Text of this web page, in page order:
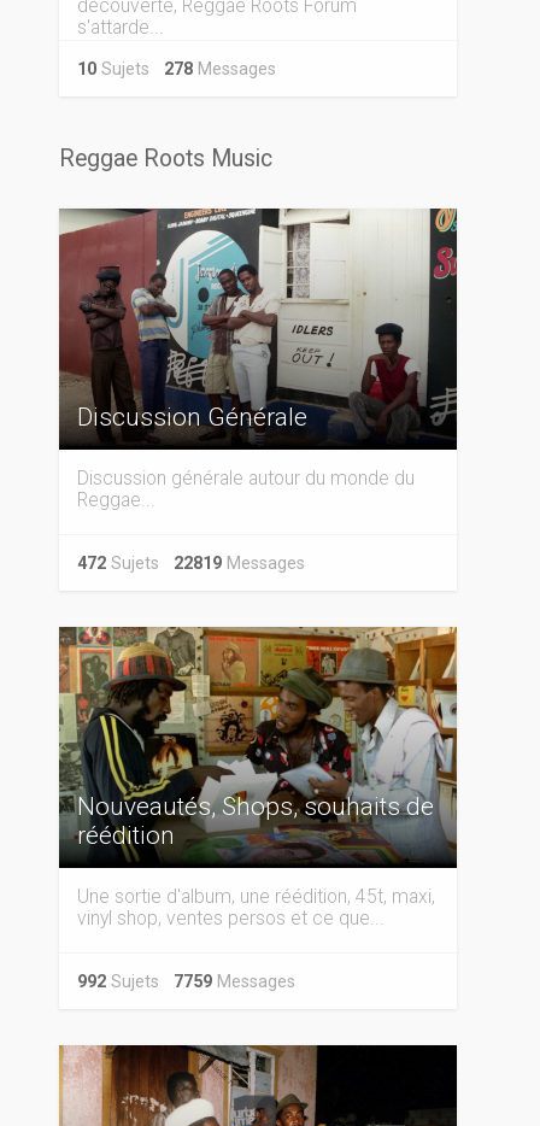
découverte, Reggae Roots Forum
s'attarde...
10Sujets 278Messages
Reggae Roots Music
Discussion Générale
Discussion générale autour du monde du
Reggae...
472Sujets 22819Messages
Nouveautés, Shops, souhaits de
réédition
Une sortie d'album, une réédition, 45t, maxi,
vinyl shop, ventes persos et ce que...
992Sujets 7759Messages